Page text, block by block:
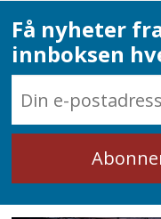
Få nyheter
innboksen